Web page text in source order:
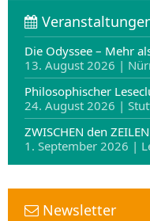
Die Odyssee – Mehr
13. August 2026 |
Philosophischer
24. August 2026 |
ZWISCHEN den ZEILEN
1. September 2026 |
Newsletter